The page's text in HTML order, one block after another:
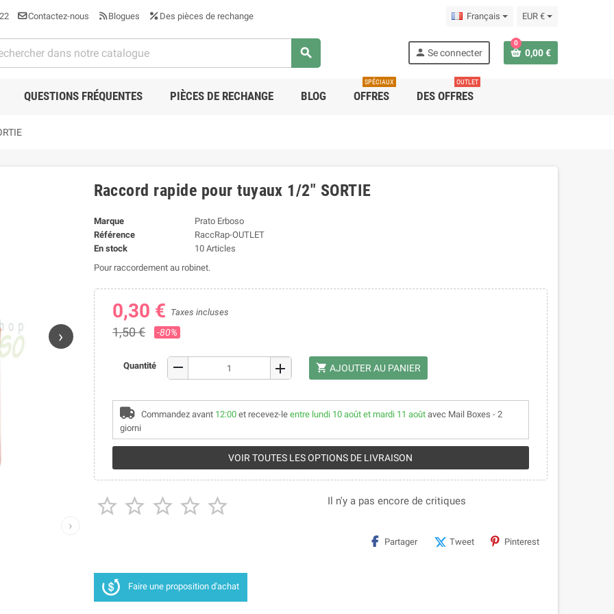
Contactez-nous Blogues Des pièces de rechange Français EUR €
search person Se connecter
0
0,00 €
QUESTIONS FRÉQUENTES PIÈCES DE RECHANGE BLOG OFFRES
SPÉCIAUX
DES OFFRES
OUTLET
›
›
Raccord rapide pour tuyaux 1/2" SORTIE
Marque
Prato Erboso
Référence
RaccRap-OUTLET
En stock
10 Articles
Pour raccordement au robinet.
0,30 € Taxes incluses
1,50 € -80%
Quantité remove add shopping_cart AJOUTER AU PANIER
Commandez avant 12:00 et recevez-le entre lundi 10 août et mardi 11 août avec Mail Boxes - 2
giorni
VOIR TOUTES LES OPTIONS DE LIVRAISON
     Il n'y a pas encore de critiques
Partager Tweet Pinterest
Faire une proposition d'achat